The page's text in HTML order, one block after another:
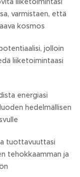
varmistaen, että
kosmos
jolloin
liiketoimintaasi
energiasi
hedelmällisen
tuottavuuttasi
tehokkaamman ja